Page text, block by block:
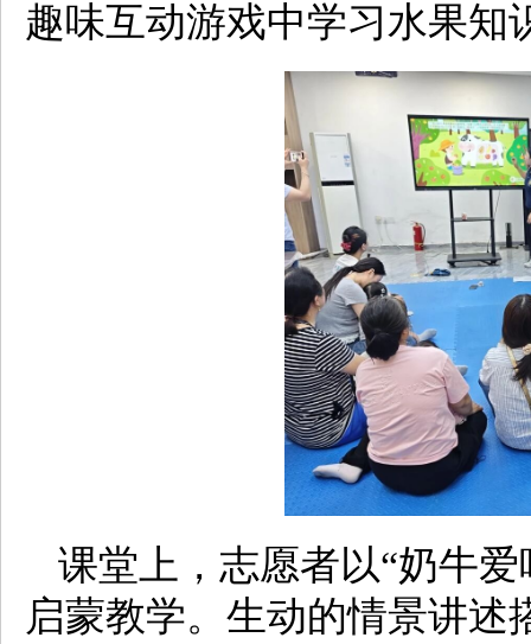
趣味互动游戏中学习水果知
课堂上，志愿者以“奶牛
启蒙教学。生动的情景讲